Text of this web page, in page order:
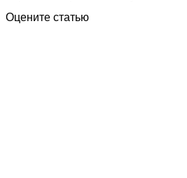
Оцените статью